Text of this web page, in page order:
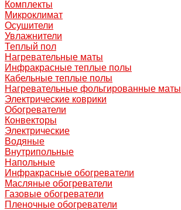
Комплекты
Микроклимат
Осушители
Увлажнители
Теплый пол
Нагревательные маты
Инфракрасные теплые полы
Кабельные теплые полы
Нагревательные фольгированные маты
Электрические коврики
Обогреватели
Конвекторы
Электрические
Водяные
Внутрипольные
Напольные
Инфракрасные обогреватели
Масляные обогреватели
Газовые обогреватели
Пленочные обогреватели